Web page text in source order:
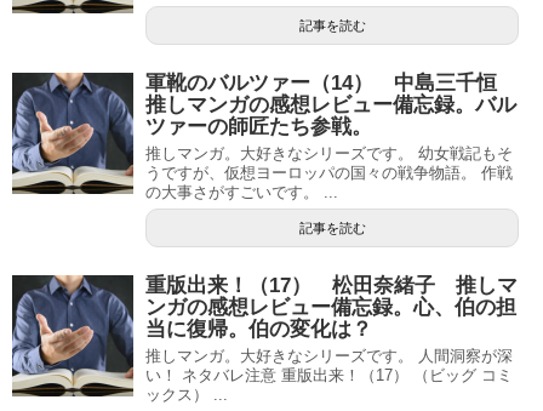
記事を読む
軍靴のバルツァー（14） 中島三千恒
推しマンガの感想レビュー備忘録。バル
ツァーの師匠たち参戦。
推しマンガ。大好きなシリーズです。 幼女戦記もそ
うですが、仮想ヨーロッパの国々の戦争物語。 作戦
の大事さがすごいです。 ...
記事を読む
重版出来！（17） 松田奈緒子 推しマ
ンガの感想レビュー備忘録。心、伯の担
当に復帰。伯の変化は？
推しマンガ。大好きなシリーズです。 人間洞察が深
い！ ネタバレ注意 重版出来！（17） （ビッグ コミ
ックス） ...